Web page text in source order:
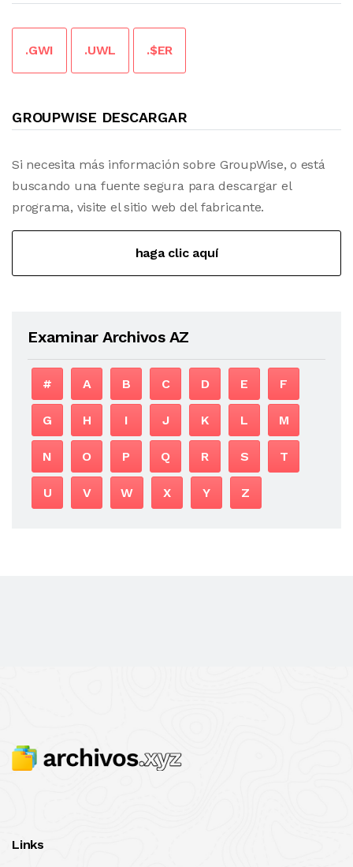
.GWI .UWL .$ER
GROUPWISE DESCARGAR
Si necesita más información sobre GroupWise, o está
buscando una fuente segura para descargar el
programa, visite el sitio web del fabricante.
haga clic aquí
Examinar Archivos AZ
# A B C D E F
G H I J K L M
N O P Q R S T
U V W X Y Z
Links